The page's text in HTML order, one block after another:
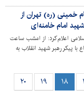
(ره) تهران از
امام خامنه‌ای
اعلام‌کرد: از امشب ساعت
وداع با پیکر رهبر شهید انقلاب به
۱۸ ۱۹ ۲۰